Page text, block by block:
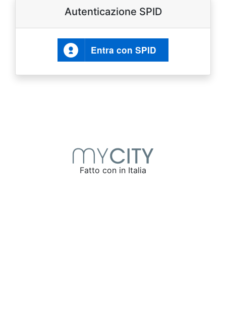
Autenticazione SPID
Entra con SPID
Fatto con in Italia